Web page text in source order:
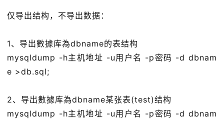
仅导出结构，不导出数据：
1、导出數據库為dbname的表结构
mysqldump -h主机地址 -u用户名 -p密码 -d dbnam
e >db.sql;
2、导出數據库為dbname某张表(test)结构
mysqldump -h主机地址 -u用户名 -p密码 -d dbnam